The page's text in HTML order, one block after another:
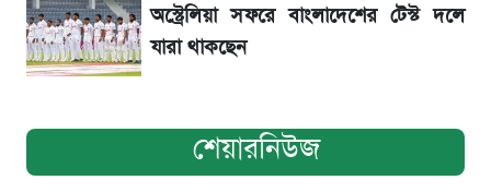
অস্ট্রেলিয়া সফরে বাংলাদেশের টেস্ট দলে
যারা থাকছেন
শেয়ারনিউজ